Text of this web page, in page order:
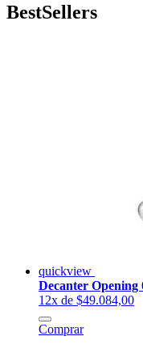
BestSellers
quickview
Decanter
12x de $49.084,00
Comprar